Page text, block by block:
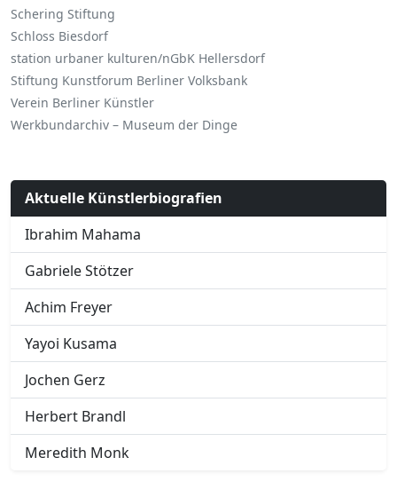
Schering Stiftung
Schloss Biesdorf
station urbaner kulturen/nGbK Hellersdorf
Stiftung Kunstforum Berliner Volksbank
Verein Berliner Künstler
Werkbundarchiv – Museum der Dinge
Aktuelle Künstlerbiografien
Ibrahim Mahama
Gabriele Stötzer
Achim Freyer
Yayoi Kusama
Jochen Gerz
Herbert Brandl
Meredith Monk